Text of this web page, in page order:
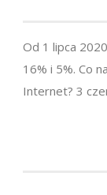
Od 1 lipca
16% i 5%. Co
Internet? 3